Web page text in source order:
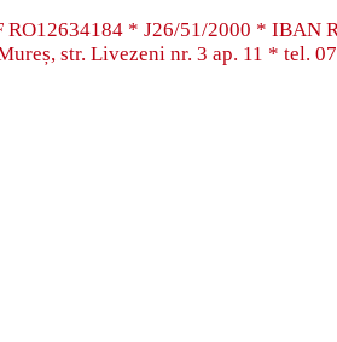
RO12634184 * J26/51/2000 * IBAN
str. Livezeni nr. 3 ap. 11 * tel.